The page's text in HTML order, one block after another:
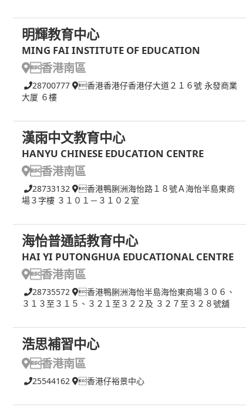
明輝教育中心
MING FAI INSTITUTE OF EDUCATION
香港南區
28700777
香港香港仔香港仔大道２１６號 永發商業
大厦 ６樓
漢雨中文教育中心
HANYU CHINESE EDUCATION CENTRE
香港南區
28733132
香港鴨脷洲海怡路１８號Ａ海怡半島東商
場３字樓 ３１０１－３１０２室
海怡普通話教育中心
HAI YI PUTONGHUA EDUCATIONAL CENTRE
香港南區
28735572
香港鴨脷洲海怡半島海怡東商場３０６、
３１３至３１５、３２１至３２２及 ３２７至３２８號舖
浩思補習中心
香港南區
25544162 香港仔裕景中心